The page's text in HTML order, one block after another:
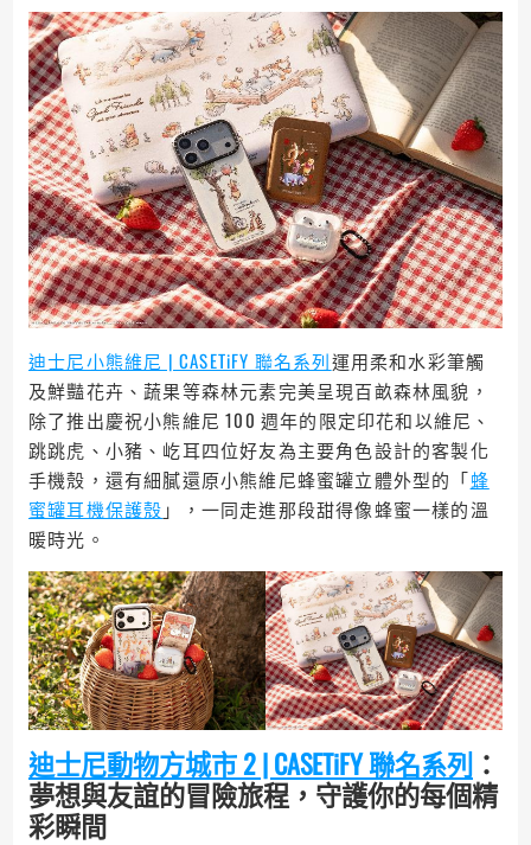
迪士尼小熊維尼 | CASETiFY 聯名系列運用柔和水彩筆觸
及鮮豔花卉、蔬果等森林元素完美呈現百畝森林風貌，
除了推出慶祝小熊維尼 100 週年的限定印花和以維尼、
跳跳虎、小豬、屹耳四位好友為主要角色設計的客製化
手機殼，還有細膩還原小熊維尼蜂蜜罐立體外型的「蜂
蜜罐耳機保護殼 」，一同走進那段甜得像蜂蜜一樣的溫
暖時光。
迪士尼動物方城市 2 | CASETiFY 聯名系列 ：
夢想與友誼的冒險旅程，守護你的每個精
彩瞬間